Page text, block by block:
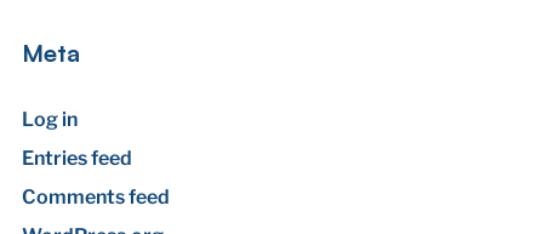
Meta
Log in
Entries feed
Comments feed